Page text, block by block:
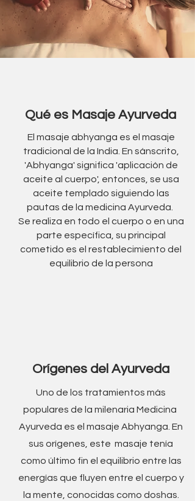
Qué es Masaje Ayurveda
El masaje abhyanga es el masaje
tradicional de la India. En sánscrito,
'Abhyanga' significa 'aplicación de
aceite al cuerpo', entonces, se usa
aceite templado siguiendo las
pautas de la medicina Ayurveda.
Se realiza en todo el cuerpo o en una
parte específica, su principal
cometido es el restablecimiento del
equilibrio de la persona
Orígenes del Ayurveda
Uno de los tratamientos más
populares de la milenaria Medicina
Ayurveda es el masaje Abhyanga. En
sus orígenes, este masaje tenía
como último fin el equilibrio entre las
energías que fluyen entre el cuerpo y
la mente, conocidas como doshas.